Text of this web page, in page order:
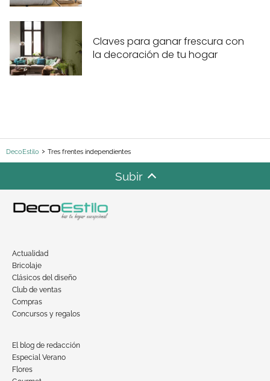
Claves para ganar frescura con
la decoración de tu hogar
DecoEstilo Tres frentes independientes
Subir
Actualidad
Bricolaje
Clásicos del diseño
Club de ventas
Compras
Concursos y regalos
El blog de redacción
Especial Verano
Flores